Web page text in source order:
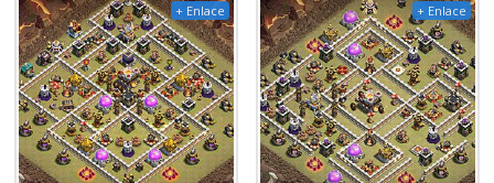
+ Enlace + Enlace